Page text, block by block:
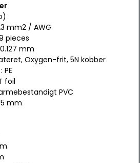
mm2 / AWG
pieces
mm
Oxygen-frit, 5N kobber
foil
PVC
mm